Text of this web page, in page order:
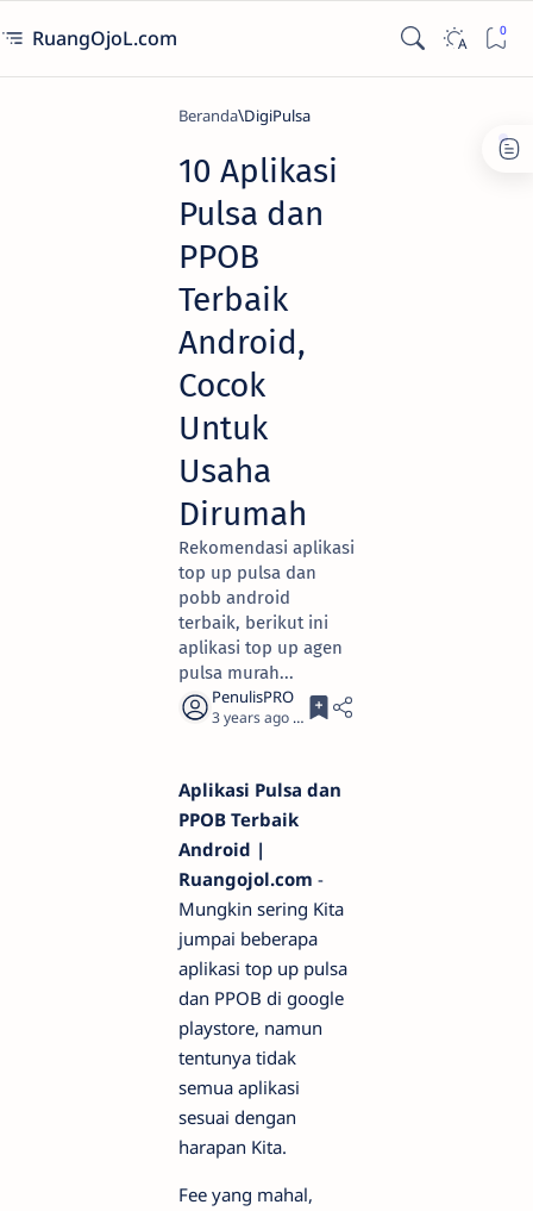
RuangOjoL.com
Beranda DigiPulsa
10 Aplikasi
Pulsa dan
PPOB
Terbaik
Android,
Cocok
Untuk
Usaha
Dirumah
Rekomendasi aplikasi
top up pulsa dan
pobb android
terbaik, berikut ini
aplikasi top up agen
pulsa murah...
3 years ago 4
Aplikasi Pulsa dan
PPOB Terbaik
Android |
Ruangojol.com -
Mungkin sering Kita
jumpai beberapa
aplikasi top up pulsa
dan PPOB di google
playstore, namun
tentunya tidak
semua aplikasi
sesuai dengan
harapan Kita.
Fee yang mahal,